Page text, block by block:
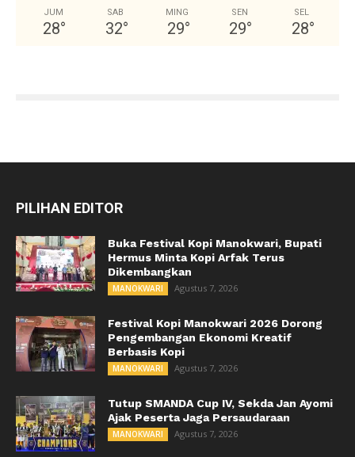
JUM
28°
SAB
32°
MING
29°
SEN
29°
SEL
28°
PILIHAN EDITOR
Buka Festival Kopi Manokwari, Bupati
Hermus Minta Kopi Arfak Terus
Dikembangkan
MANOKWARI Agustus 7, 2026
Festival Kopi Manokwari 2026 Dorong
Pengembangan Ekonomi Kreatif
Berbasis Kopi
MANOKWARI Agustus 7, 2026
Tutup SMANDA Cup IV, Sekda Jan Ayomi
Ajak Peserta Jaga Persaudaraan
MANOKWARI Agustus 7, 2026